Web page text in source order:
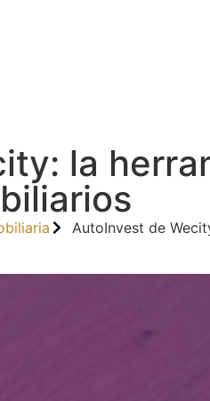
la
AutoInvest de